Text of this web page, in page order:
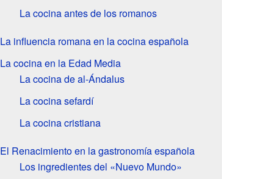
La cocina antes de los romanos
La influencia romana en la cocina española
La cocina en la Edad Media
La cocina de al-Ándalus
La cocina sefardí
La cocina cristiana
El Renacimiento en la gastronomía española
Los ingredientes del «Nuevo Mundo»